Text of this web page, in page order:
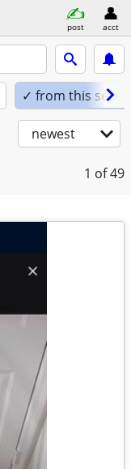
post acct
✓ from this seller
newest
1 of 49